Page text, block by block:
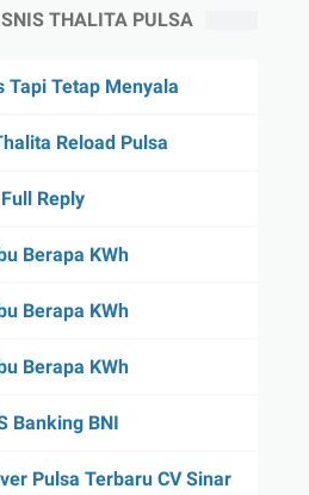
THALITA PULSA
Tapi Tetap Menyala
Reload Pulsa
Reply
Berapa KWh
Berapa KWh
Berapa KWh
Banking BNI
Pulsa Terbaru CV Sinar